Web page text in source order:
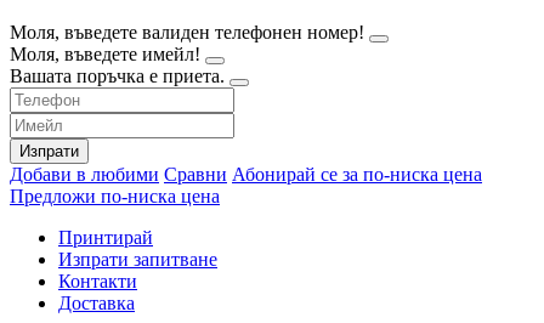
Моля, въведете валиден телефонен номер!
Моля, въведете имейл!
Вашата поръчка е приета.
Изпрати
Добави в любими Сравни Абонирай се за по-ниска цена
Предложи по-ниска цена
Принтирай
Изпрати запитване
Контакти
Доставка